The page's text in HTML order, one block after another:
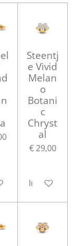
Steentj
e Vivid
Melan
o
Botani
c
Chryst
al
€ 29,00
In